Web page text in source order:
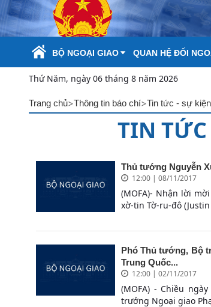
Skip to Main Content
BỘ NGOẠI GIAO QUAN HỆ ĐỐI
Thứ Năm, ngày 06 tháng 8 năm 2026
Trang chủ>Thông tin báo chí>Tin tức - sự
TIN
Thủ tướng Nguyễn
12:00 | 08/11/2017
(MOFA)- Nhận lời
xờ-tin Tờ-ru-đô
Phó Thủ tướng, Bộ
Trung Quốc...
12:00 | 02/11/2017
(MOFA) - Chiều
trưởng Ngoại giao